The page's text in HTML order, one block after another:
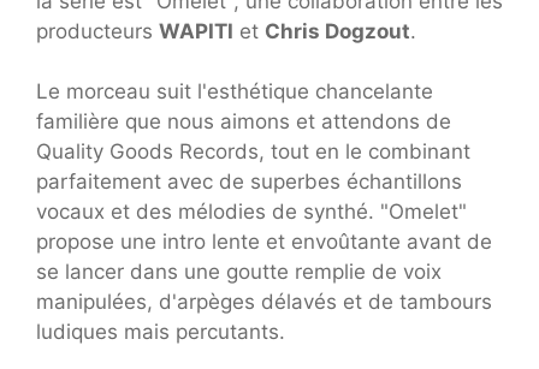
producteurs WAPITI et Chris Dogzout.
Le morceau suit l'esthétique chancelante
familière que nous aimons et attendons de
Quality Goods Records, tout en le combinant
parfaitement avec de superbes échantillons
vocaux et des mélodies de synthé. "Omelet"
propose une intro lente et envoûtante avant de
se lancer dans une goutte remplie de voix
manipulées, d'arpèges délavés et de tambours
ludiques mais percutants.